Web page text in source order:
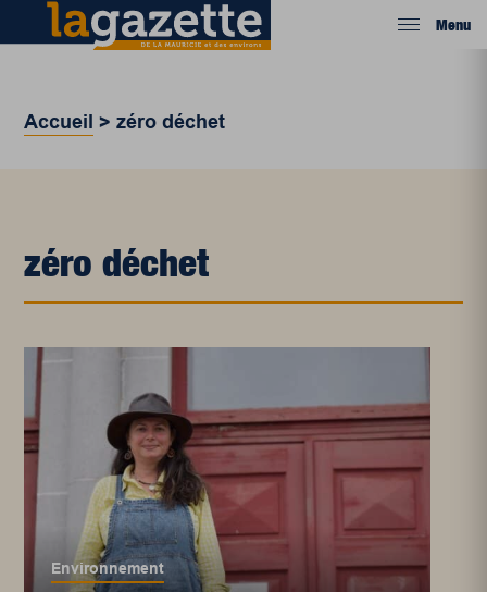
Menu
Accueil >zéro déchet
zéro déchet
Environnement